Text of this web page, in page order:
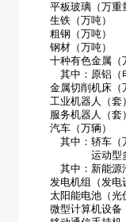
平板玻璃（万重
生铁（万吨）
粗钢（万吨）
钢材（万吨）
十种有色金属（
其中：原铝（电
金属切削机床（
工业机器人（套）
服务机器人（套）
汽车（万辆）
其中：轿车（
运动型多用
其中：新能源汽
发电机组（发电
太阳能电池（光
微型计算机设备